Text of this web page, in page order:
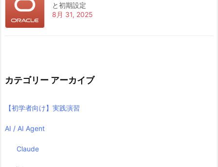
と初期設定
8月 31, 2025
カテゴリー アーカイブ
【初学者向け】実践演習
AI / AI Agent
Claude